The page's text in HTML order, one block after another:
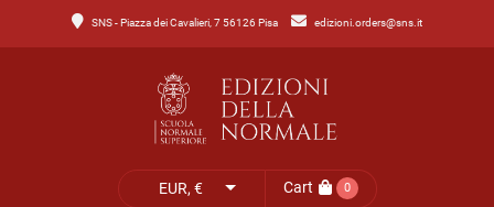
SNS - Piazza dei Cavalieri, 7 56126 Pisa edizioni.orders@sns.it
EUR, € Cart 0
MenuCatalogo